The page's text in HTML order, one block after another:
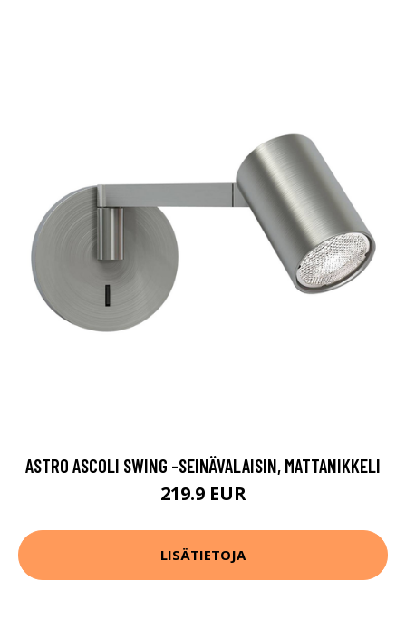
ASTRO ASCOLI SWING -SEINÄVALAISIN, MATTANIKKELI
219.9 EUR
LISÄTIETOJA